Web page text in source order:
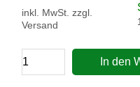
inkl. MwSt. zzgl.
Versand
In den